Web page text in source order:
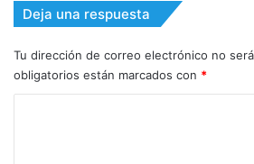
Deja una respuesta
Tu dirección de correo electrónico no
obligatorios están marcados con *